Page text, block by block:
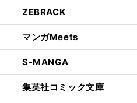
ZEBRACK
マンガMeets
S-MANGA
集英社コミック文庫